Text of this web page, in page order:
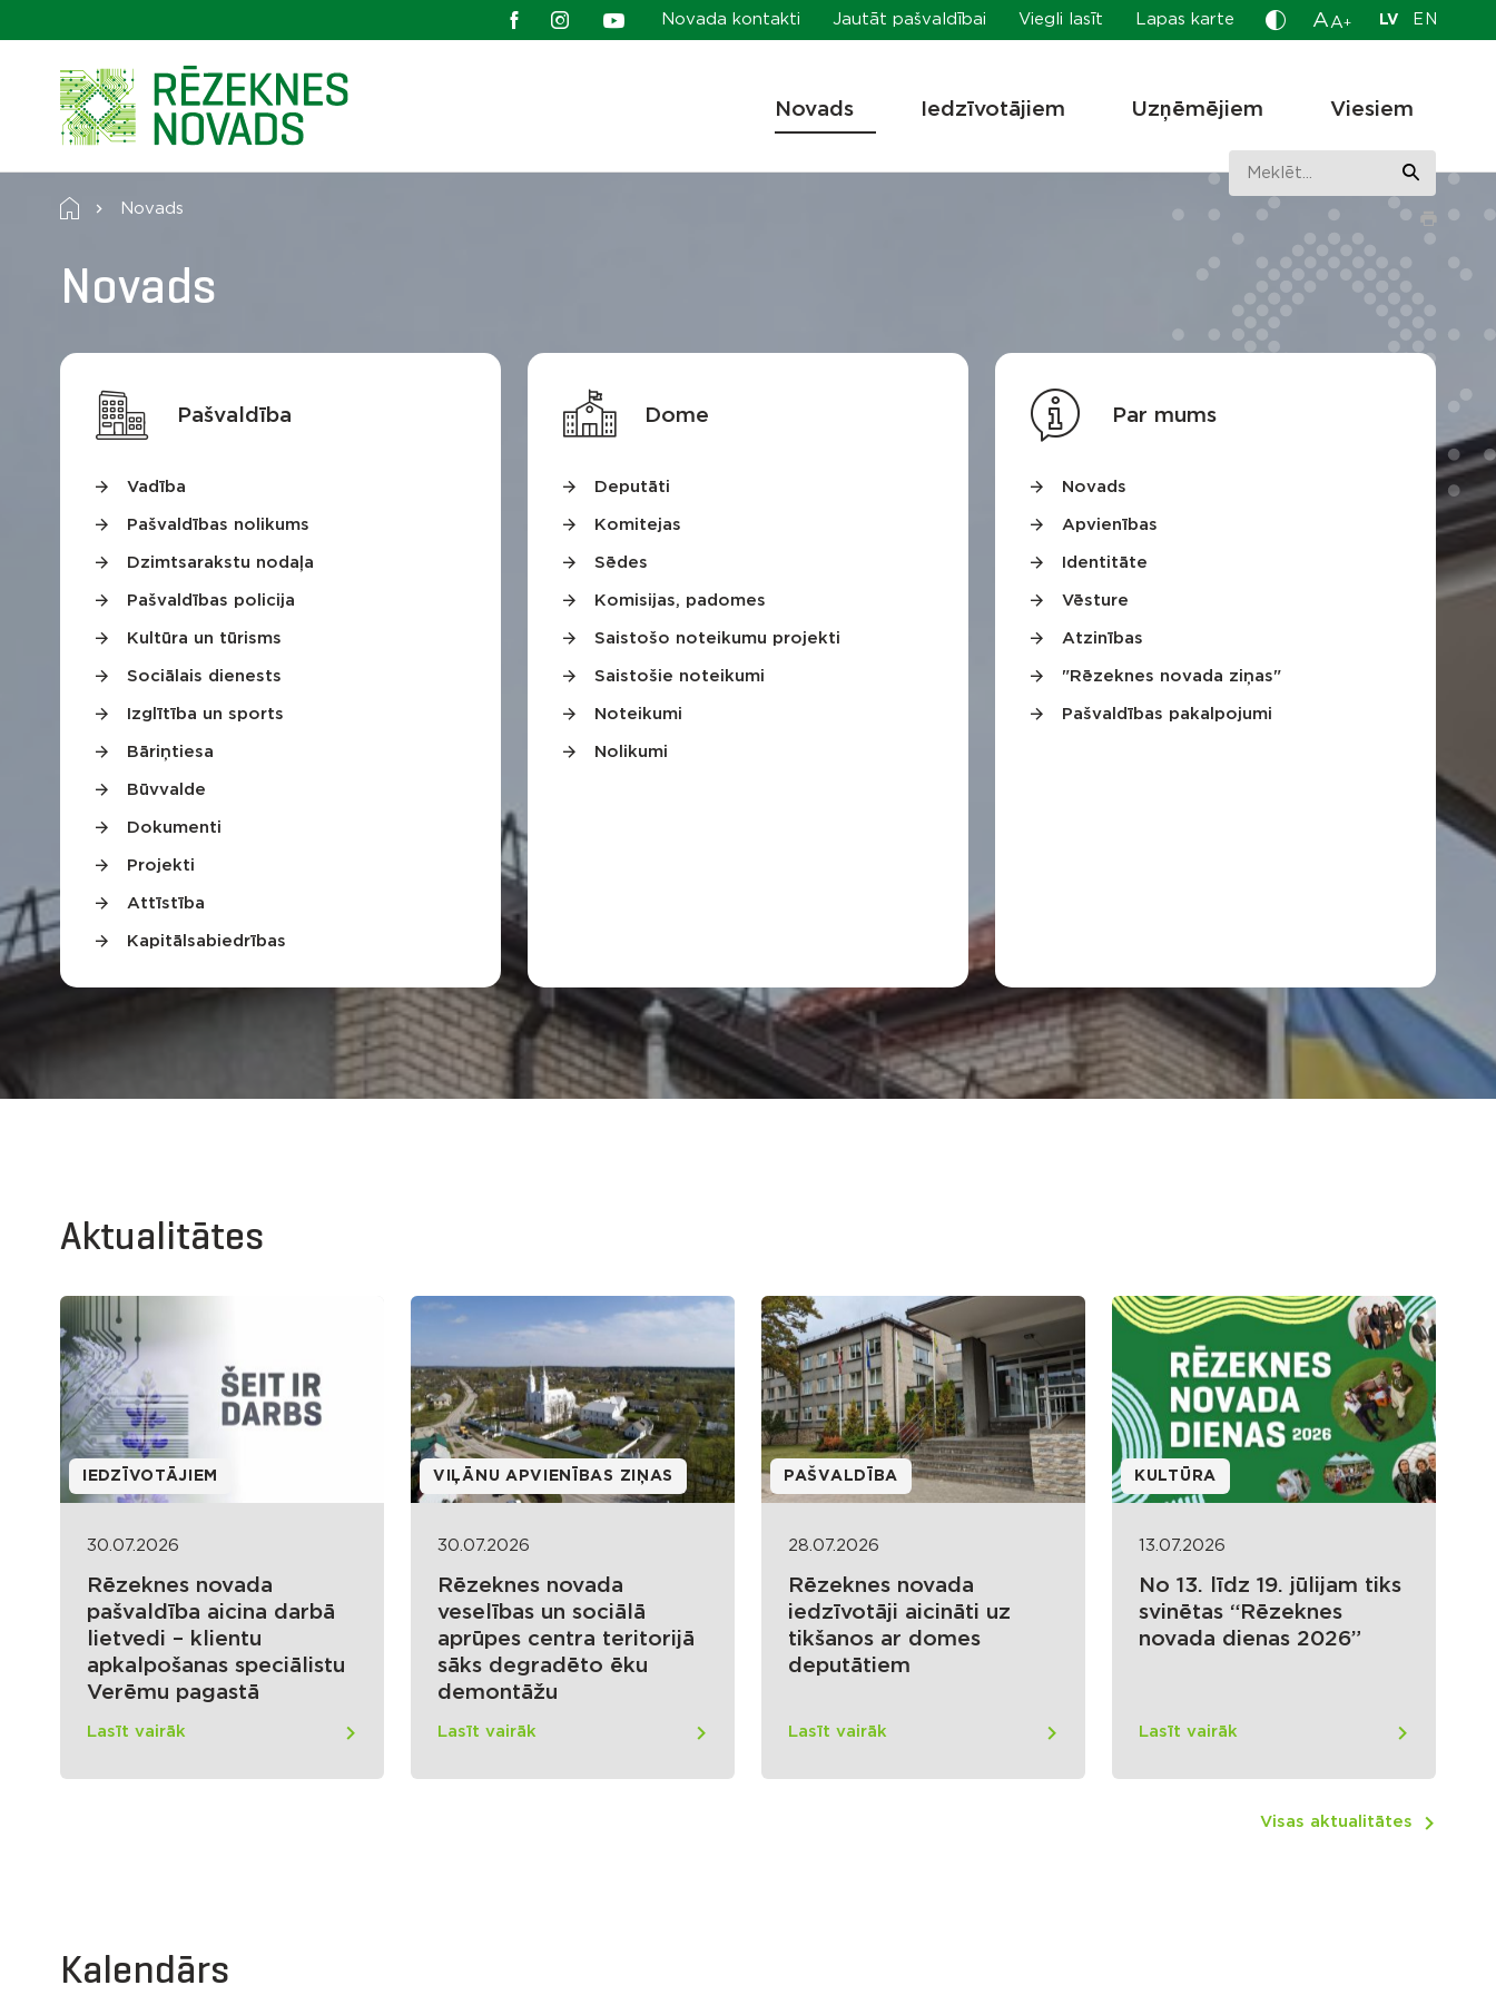
Novada kontakti Jautāt pašvaldībai Viegli lasīt Lapas karte A A+ LV EN
Novads Iedzīvotājiem Uzņēmējiem Viesiem
Novads
Novads
Pašvaldība
Vadība
Pašvaldības nolikums
Dzimtsarakstu nodaļa
Pašvaldības policija
Kultūra un tūrisms
Sociālais dienests
Izglītība un sports
Bāriņtiesa
Būvvalde
Dokumenti
Projekti
Attīstība
Kapitālsabiedrības
Dome
Deputāti
Komitejas
Sēdes
Komisijas, padomes
Saistošo noteikumu projekti
Saistošie noteikumi
Noteikumi
Nolikumi
Par mums
Novads
Apvienības
Identitāte
Vēsture
Atzinības
"Rēzeknes novada ziņas"
Pašvaldības pakalpojumi
Aktualitātes
IEDZĪVOTĀJIEM
30.07.2026
Rēzeknes novada
pašvaldība aicina darbā
lietvedi – klientu
apkalpošanas speciālistu
Verēmu pagastā
Lasīt vairāk
VIĻĀNU APVIENĪBAS ZIŅAS
30.07.2026
Rēzeknes novada
veselības un sociālā
aprūpes centra teritorijā
sāks degradēto ēku
demontāžu
Lasīt vairāk
PAŠVALDĪBA
28.07.2026
Rēzeknes novada
iedzīvotāji aicināti uz
tikšanos ar domes
deputātiem
Lasīt vairāk
KULTŪRA
13.07.2026
No 13. līdz 19. jūlijam tiks
svinētas “Rēzeknes
novada dienas 2026”
Lasīt vairāk
Visas aktualitātes
Kalendārs